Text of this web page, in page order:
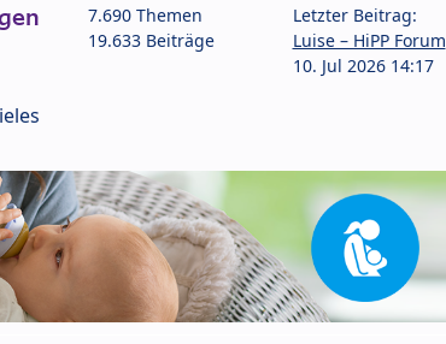
7.690 Themen
19.633 Beiträge
Letzter Beitrag:
Luise – HiPP Forum
10. Jul 2026 14:17